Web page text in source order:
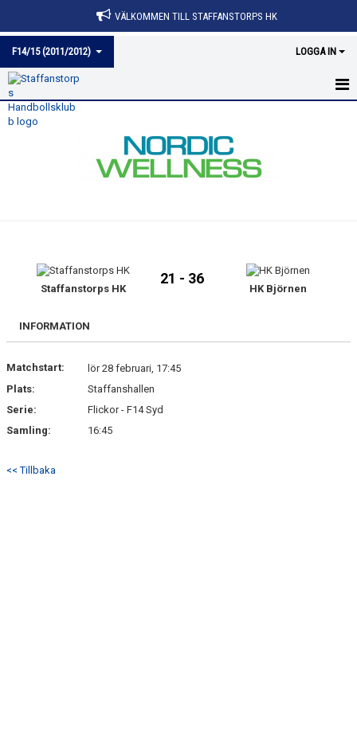
VÄLKOMMEN TILL STAFFANSTORPS HK
F14/15 (2011/2012) LOGGA IN
HEM
BILDGALLERI
DOKUMENT
Staffanstorps HK
21 - 36
HK Björnen
INFORMATION
Matchstart:
lör 28 februari, 17:45
Plats:
Staffanshallen
Serie:
Flickor - F14 Syd
Samling:
16:45
<< Tillbaka